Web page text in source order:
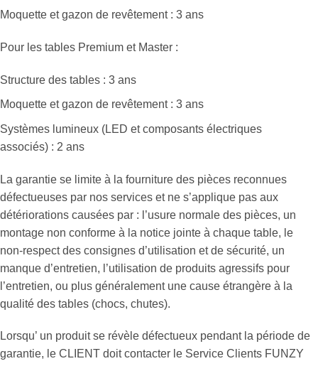
Moquette et gazon de revêtement : 3 ans
Pour les tables Premium et Master :
Structure des tables : 3 ans
Moquette et gazon de revêtement : 3 ans
Systèmes lumineux (LED et composants électriques
associés) : 2 ans
La garantie se limite à la fourniture des pièces reconnues
défectueuses par nos services et ne s’applique pas aux
détériorations causées par : l’usure normale des pièces, un
montage non conforme à la notice jointe à chaque table, le
non-respect des consignes d’utilisation et de sécurité, un
manque d’entretien, l’utilisation de produits agressifs pour
l’entretien, ou plus généralement une cause étrangère à la
qualité des tables (chocs, chutes).
Lorsqu’ un produit se révèle défectueux pendant la période de
garantie, le CLIENT doit contacter le Service Clients FUNZY